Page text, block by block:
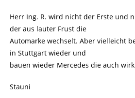
Herr Ing. R. wird nicht der Erste und
der aus lauter Frust die
Automarke wechselt. Aber vielleicht
in Stuttgart wieder und
bauen wieder Mercedes die auch
Stauni